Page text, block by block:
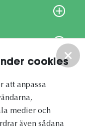
cookies
att anpassa
medier och
även sådana